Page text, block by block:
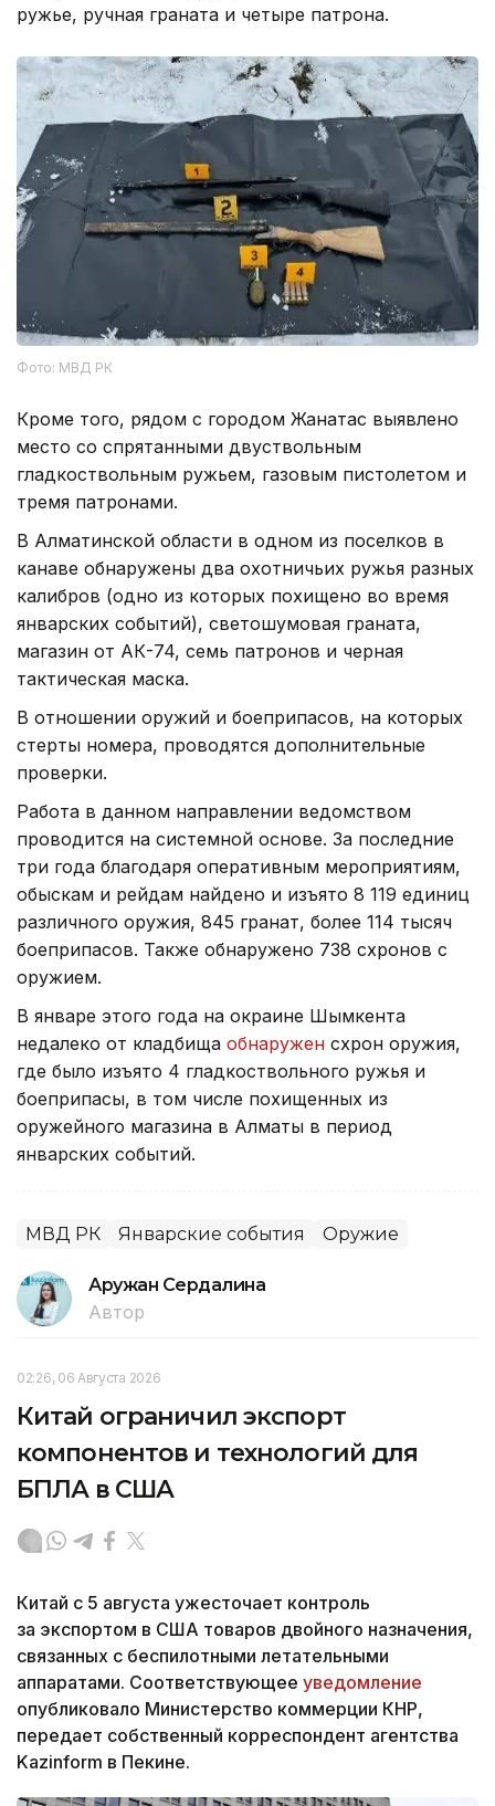
ружье, ручная граната и четыре патрона.
Фото: МВД РК
Кроме того, рядом с городом Жанатас выявлено
место со спрятанными двуствольным
гладкоствольным ружьем, газовым пистолетом и
тремя патронами.
В Алматинской области в одном из поселков в
канаве обнаружены два охотничьих ружья разных
калибров (одно из которых похищено во время
январских событий), светошумовая граната,
магазин от АК-74, семь патронов и черная
тактическая маска.
В отношении оружий и боеприпасов, на которых
стерты номера, проводятся дополнительные
проверки.
Работа в данном направлении ведомством
проводится на системной основе. За последние
три года благодаря оперативным мероприятиям,
обыскам и рейдам найдено и изъято 8 119 единиц
различного оружия, 845 гранат, более 114 тысяч
боеприпасов. Также обнаружено 738 схронов с
оружием.
В январе этого года на окраине Шымкента
недалеко от кладбища обнаружен схрон оружия,
где было изъято 4 гладкоствольного ружья и
боеприпасы, в том числе похищенных из
оружейного магазина в Алматы в период
январских событий.
МВД РК Январские события Оружие
Аружан Сердалина
Автор
02:26, 06 Августа 2026
Китай ограничил экспорт
компонентов и технологий для
БПЛА в США
Китай с 5 августа ужесточает контроль
за экспортом в США товаров двойного назначения,
связанных с беспилотными летательными
аппаратами. Соответствующее уведомление
опубликовало Министерство коммерции КНР,
передает собственный корреспондент агентства
Kazinform в Пекине.